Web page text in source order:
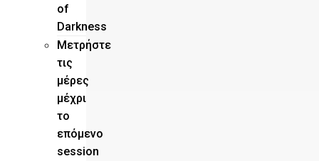
of
Darkness
Μετρήστε
τις
μέρες
μέχρι
το
επόμενο
session